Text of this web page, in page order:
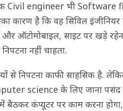
Civil engineer भी Software
कारण है कि वह सिविल
ऑटोमोबाइल, साइट पर खड़े
नहीं चाहता.
से निपटना काफी साहसिक है.
science के लिए जाना
बैठकर कंप्यूटर पर काम करना होगा,